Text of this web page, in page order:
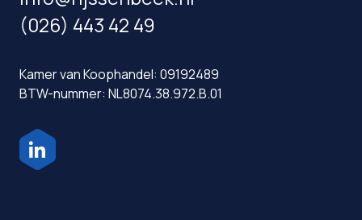
(026) 443 42 49
Kamer van Koophandel: 09192489
BTW-nummer: NL8074.38.972.B.01